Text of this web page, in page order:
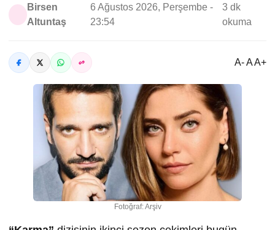
Birsen
Altuntaş
6 Ağustos 2026, Perşembe -
23:54
3 dk
okuma
A- A A+
Fotoğraf: Arşiv